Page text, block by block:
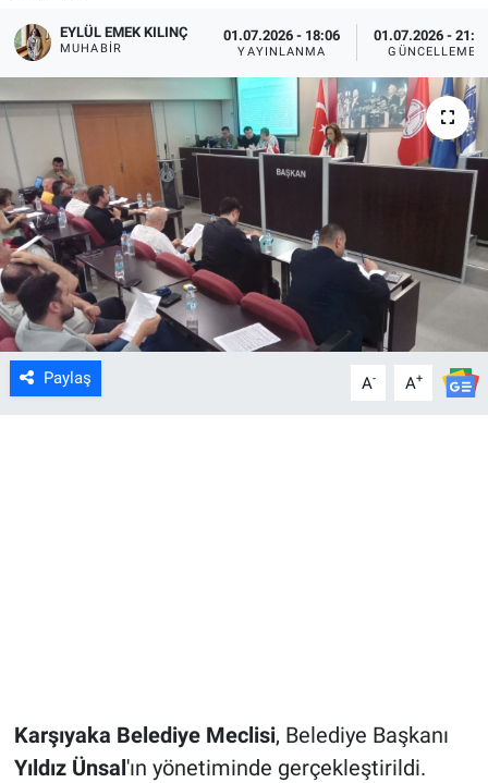
EYLÜL EMEK KILINÇ
MUHABIR
01.07.2026 - 18:06
YAYINLANMA
01.07.2026 -
GÜNCELLEME
Paylaş A- A+
Karşıyaka Belediye Meclisi, Belediye Başkanı
Yıldız Ünsal'ın yönetiminde gerçekleştirildi.